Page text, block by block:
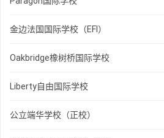
金边法国国际学校（EFI）
Oakbridge橡树桥国际学校
Liberty自由国际学校
公立端华学校（正校）